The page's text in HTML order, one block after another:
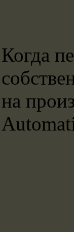
Когда
на